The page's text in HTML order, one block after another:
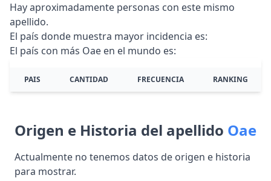
Hay aproximadamente personas con este mismo
apellido.
El país donde muestra mayor incidencia es:
El país con más Oae en el mundo es:
PAIS CANTIDAD FRECUENCIA RANKING
Origen e Historia del apellido Oae
Actualmente no tenemos datos de origen e historia
para mostrar.